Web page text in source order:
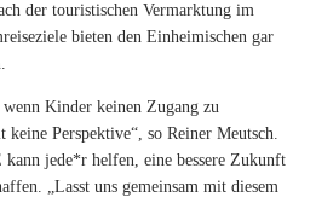
der touristischen Vermarktung im
bieten den Einheimischen gar
Kinder keinen Zugang zu
Perspektive“, so Reiner Meutsch.
jede*r helfen, eine bessere Zukunft
„Lasst uns gemeinsam mit diesem